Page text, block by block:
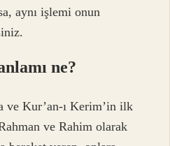
aynı işlemi onun
ne?
ve Kur’an-ı Kerim’in ilk
ve Rahim olarak